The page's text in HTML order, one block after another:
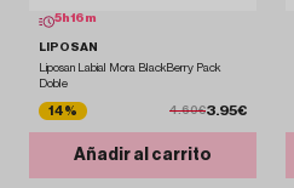
5 h16 m
LIPOSAN
Liposan Labial Mora BlackBerry Pack
Doble
14% 4.60€3.95€
Añadir al carrito